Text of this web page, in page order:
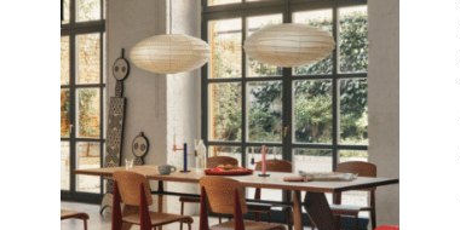
Blog
About us
for Business
Recruit
Contact